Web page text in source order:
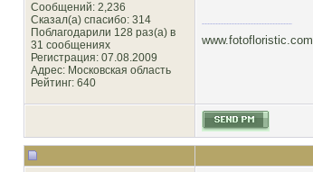
Сообщений: 2,236
Сказал(а) спасибо: 314
Поблагодарили 128 раз(а) в
31 сообщениях
Регистрация: 07.08.2009
Адрес: Московская область
Рейтинг: 640
www.fotofloristic.com